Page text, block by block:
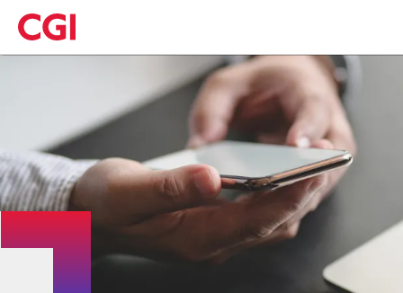
Skip
to
main